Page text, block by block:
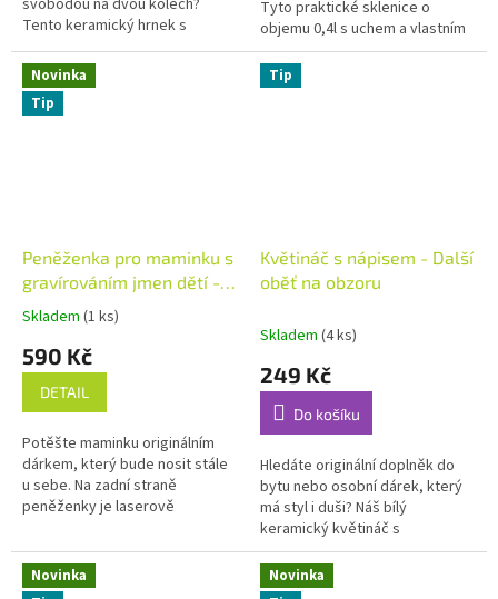
Tento keramický hrnek s
motivem moto silniční potěší
každou motorkářku, ať už...
Tyto praktické sklenice o
objemu 0,4l s uchem a vlastním
motivem jsou ideální volbou pro
každého správného pivaře.
Novinka
Tip
Peněženka pro maminku s
gravírováním jmen dětí -
hnědá
Průměrné
produktu
5
hvězdiček.
Skladem (1 ks)
590 Kč
DETAIL
Potěšte maminku originálním
dárkem, který bude nosit stále
u sebe. Na zadní straně
peněženky je laserově
dětmi a jmény podle vašeho
přání. Vybrat si...
Tip
Květináč s nápisem - Další
oběť na obzoru
Skladem (4 ks)
249 Kč
Do košíku
Hledáte originální doplněk do
bytu nebo osobní dárek, který
má styl i duši? Náš bílý
keramický květináč s
gravírováním je ideální volbou.
Nápis -,, Další oběť na...
Novinka
Novinka